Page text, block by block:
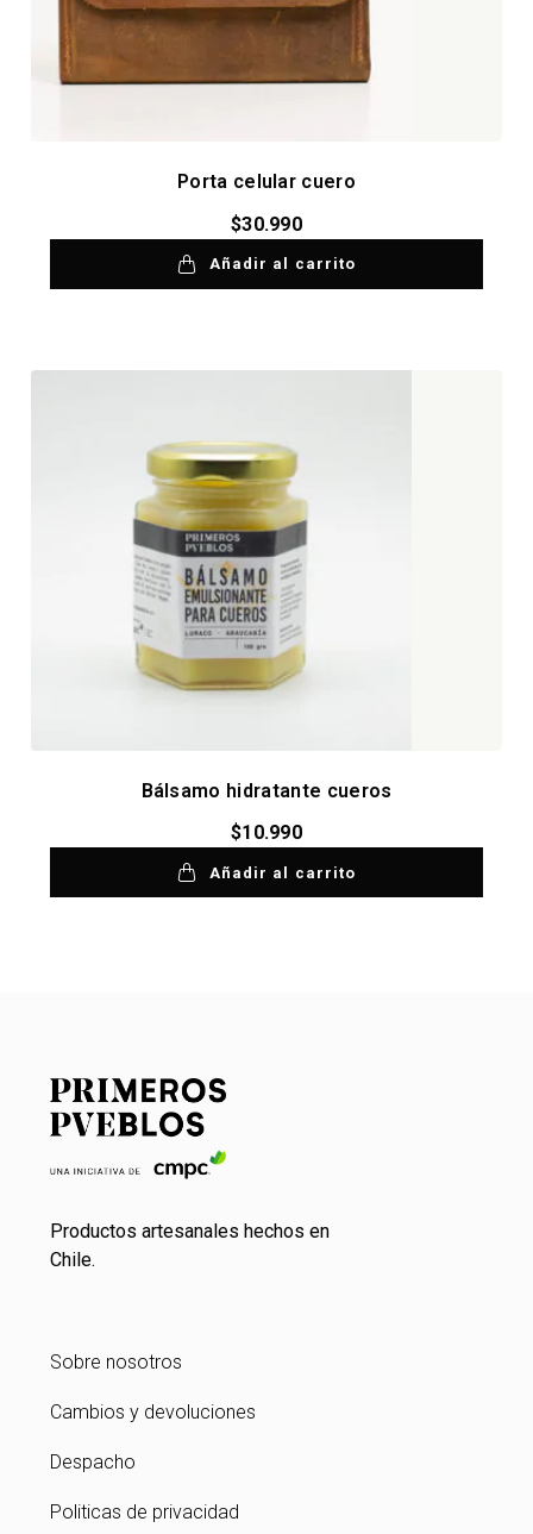
Porta celular cuero
$30.990
Añadir al carrito
Bálsamo hidratante cueros
$10.990
Añadir al carrito
Productos artesanales hechos en
Chile.
Sobre nosotros
Cambios y devoluciones
Despacho
Politicas de privacidad